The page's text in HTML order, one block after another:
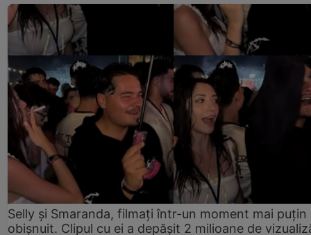
Selly și Smaranda, filmați într-un moment mai puțin
obișnuit. Clipul cu ei a depășit 2 milioane de